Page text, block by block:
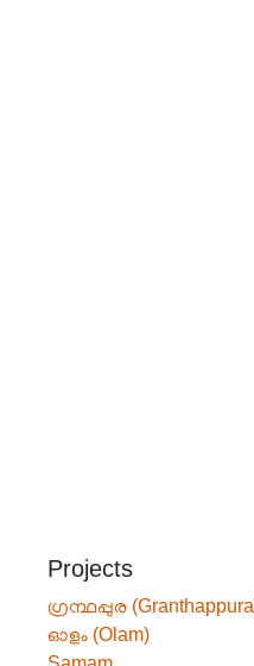
Projects
ഗ്രന്ഥപ്പുര
ഓളം (Olam)